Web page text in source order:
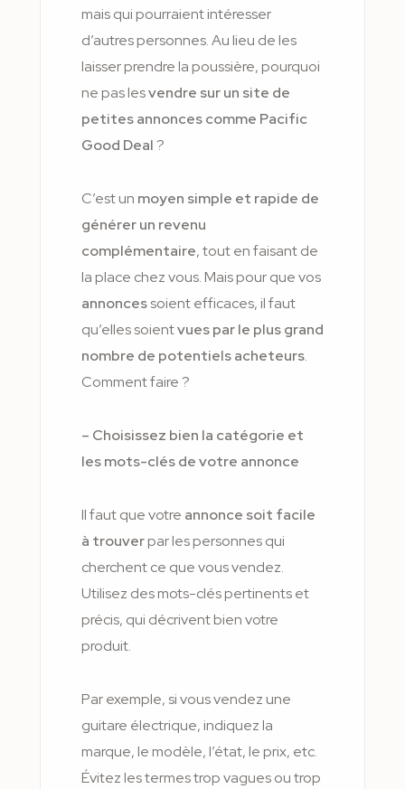
mais qui pourraient intéresser
d’autres personnes. Au lieu de les
laisser prendre la poussière, pourquoi
ne pas lesvendre sur un site de
petites annonces comme Pacific
Good Deal?
C’est un moyen simple et rapide de
générer un revenu
complémentaire, tout en faisant de
la place chez vous. Mais pour que vos
annoncessoient efficaces, il faut
qu’elles soientvues par le plus grand
nombre de potentiels acheteurs.
Comment faire ?
– Choisissez bien la catégorie et
les mots-clés de votre annonce
Il faut que votre annonce soit facile
à trouverpar les personnes qui
cherchent ce que vous vendez.
Utilisez des mots-clés pertinents et
précis, qui décrivent bien votre
produit.
Par exemple, si vous vendez une
guitare électrique, indiquez la
marque, le modèle, l’état, le prix, etc.
Évitez les termes trop vagues ou trop